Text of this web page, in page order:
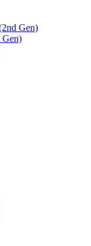
Gen)
Gen)